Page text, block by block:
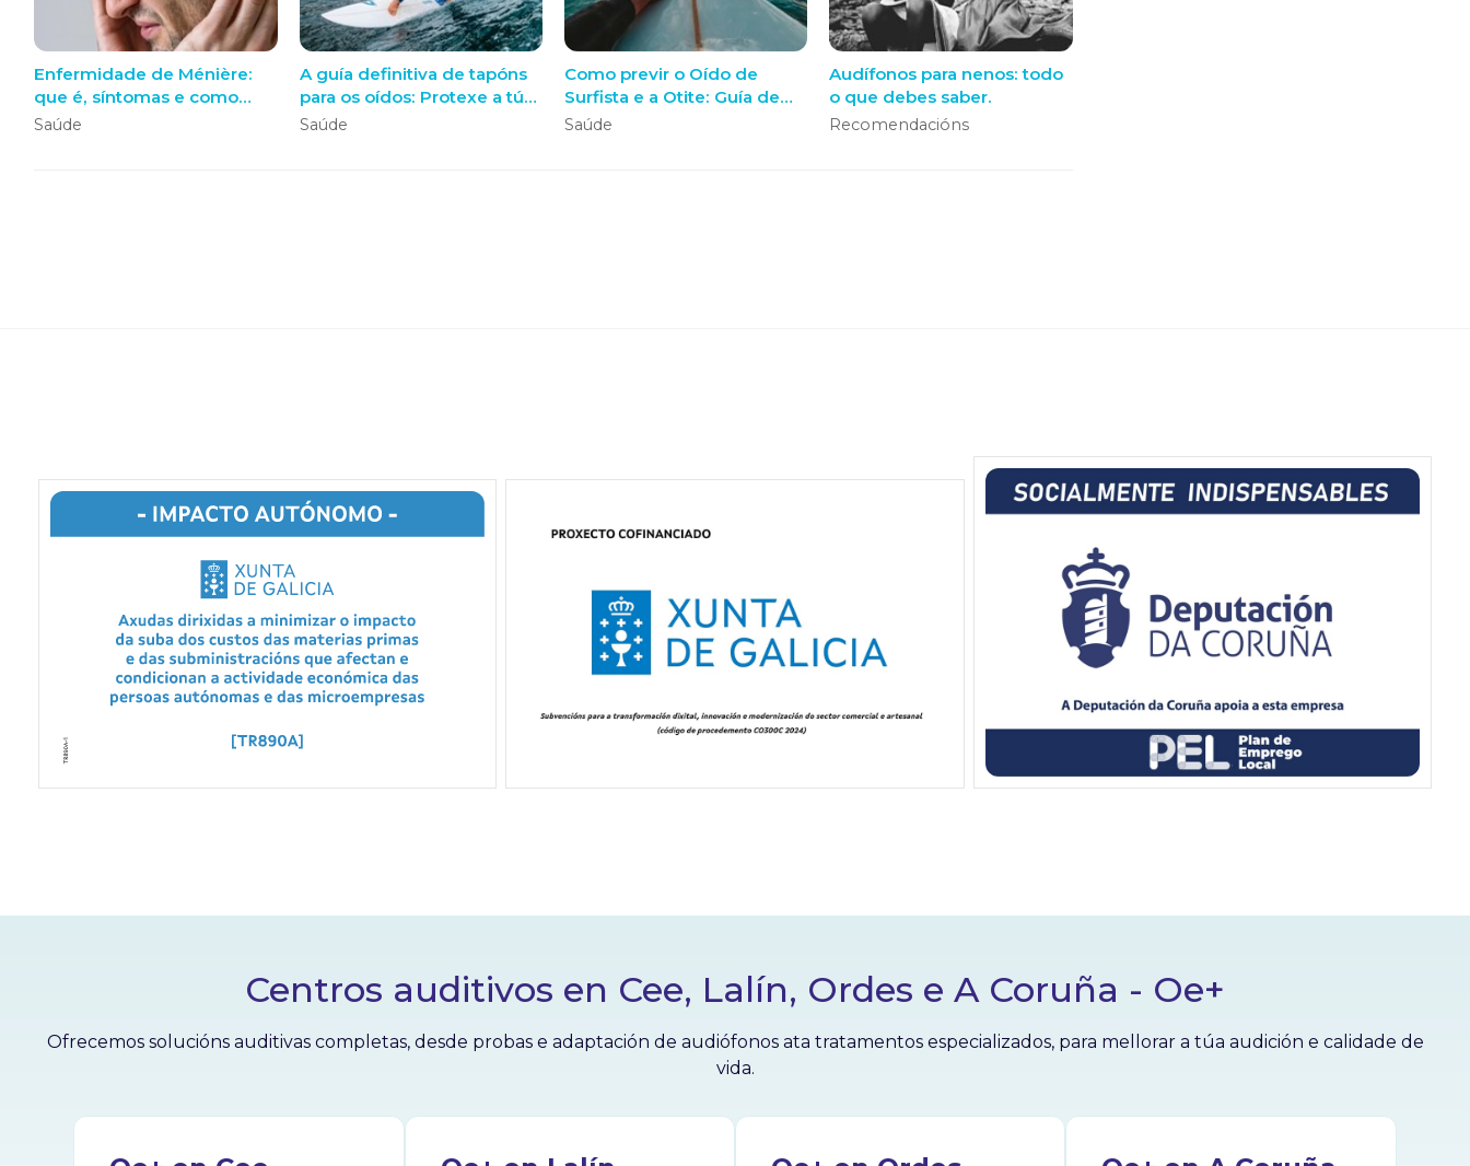
Enfermidade de Ménière:
que é, síntomas e como
actuar ante unha crise
Saúde
A guía definitiva de tapóns
para os oídos: Protexe a túa
audición con tapóns a
Saúde
Como previr o Oído de
Surfista e a Otite: Guía de
Protección para Surf e
Saúde
Audífonos para nenos: todo
o que debes saber.
Recomendacións
Centros auditivos en Cee, Lalín, Ordes e A Coruña - Oe+
Ofrecemos solucións auditivas completas, desde probas e adaptación de audiófonos ata tratamentos especializados, para mellorar a túa audición e calidade de
vida.